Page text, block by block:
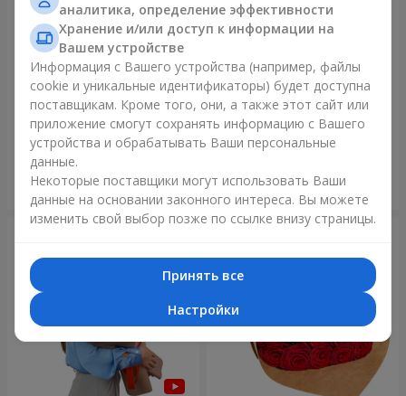
Букет "Радуга эмоций"
1 888 грн
Заказать
Цветы в коробке "Счастья
не избежать"
1 599 грн
Заказать
аналитика, определение эффективности
Хранение и/или доступ к информации на
Вашем устройстве
Информация с Вашего устройства (например, файлы
cookie и уникальные идентификаторы) будет доступна
поставщикам. Кроме того, они, а также этот сайт или
приложение смогут сохранять информацию с Вашего
устройства и обрабатывать Ваши персональные
данные.
Некоторые поставщики могут использовать Ваши
данные на основании законного интереса. Вы можете
изменить свой выбор позже по ссылке внизу страницы.
Принять все
Настройки